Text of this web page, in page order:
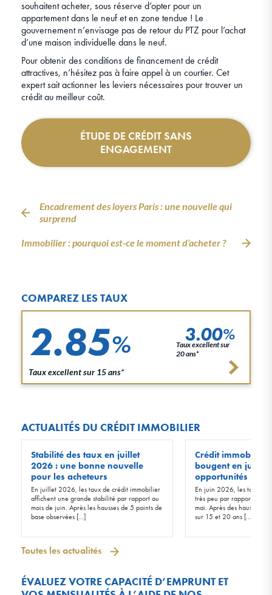
souhaitent acheter, sous réserve d’opter pour un
appartement dans le neuf et en zone tendue ! Le
gouvernement n’envisage pas de retour du PTZ pour l’achat
d’une maison individuelle dans le neuf.
Pour obtenir des conditions de financement de crédit
attractives, n’hésitez pas à faire appel à un courtier. Cet
expert sait actionner les leviers nécessaires pour trouver un
crédit au meilleur coût.
ÉTUDE DE CRÉDIT SANS
ENGAGEMENT
Encadrement des loyers Paris : une nouvelle qui
surprend
Immobilier : pourquoi est-ce le moment d’acheter ?
COMPAREZ LES TAUX
2.85%
Taux excellent sur 15 ans*
3.00%
Taux excellent sur
20 ans*
ACTUALITÉS DU CRÉDIT IMMOBILIER
Stabilité des taux en juillet
2026 : une bonne nouvelle
pour les acheteurs
En juillet 2026, les taux de crédit immobilier
affichent une grande stabilité par rapport au
mois de juin. Après les hausses de 5 points de
base observées […]
Crédit immobilier
bougent en juin
opportunités !
En juin 2026, les taux
très peu par rapport à
mai. Après des hausses
sur 15 et 20 ans […]
Toutes les actualités
ÉVALUEZ VOTRE CAPACITÉ D’EMPRUNT ET